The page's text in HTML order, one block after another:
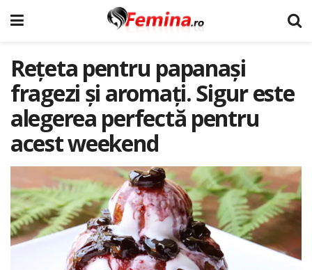
Rețeta pentru papanași
fragezi și aromați. Sigur este
alegerea perfectă pentru
acest weekend